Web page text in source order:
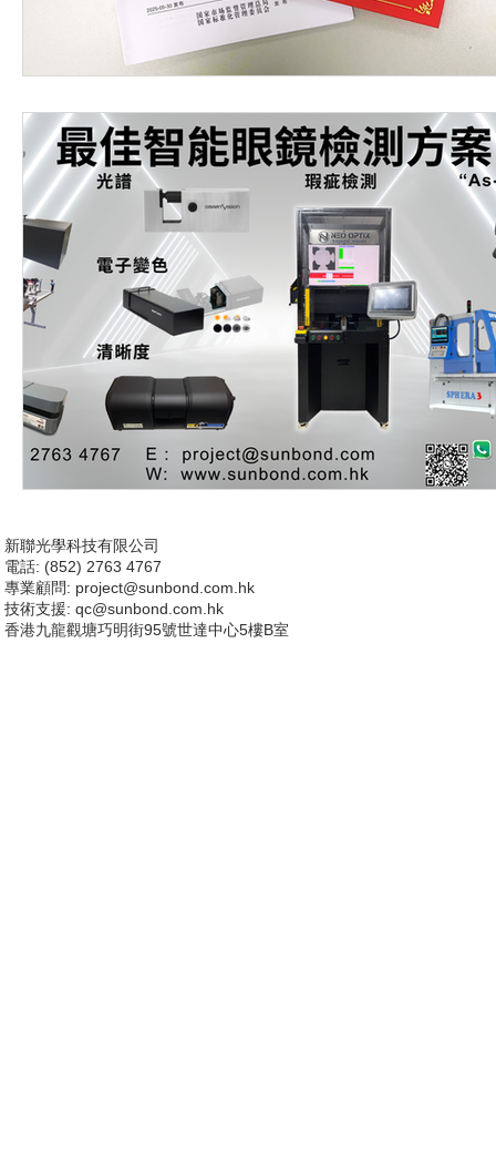
新聯光學科技有限公司
電話: (852) 2763 4767
專業顧問: project@sunbond.com.hk
技術支援: qc@sunbond.com.hk
香港九龍觀塘巧明街95號世達中心5樓B室